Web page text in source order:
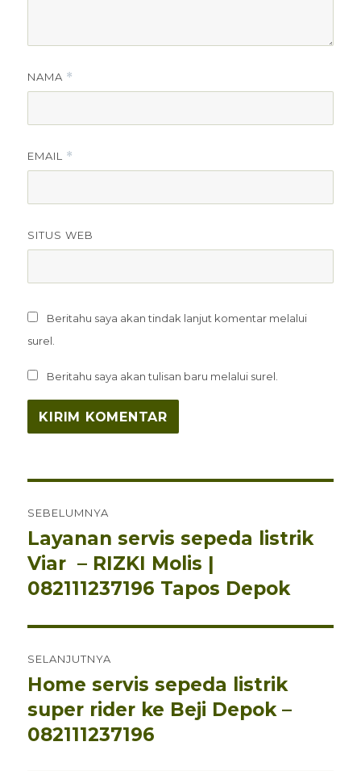
NAMA *
EMAIL *
SITUS WEB
Beritahu saya akan tindak lanjut komentar melalui
surel.
Beritahu saya akan tulisan baru melalui surel.
pos
SEBELUMNYA
Pos
sebelumnya:
Layanan servis sepeda listrik
Viar – RIZKI Molis |
082111237196 Tapos Depok
SELANJUTNYA
Pos
berikutnya:
Home servis sepeda listrik
super rider ke Beji Depok –
082111237196